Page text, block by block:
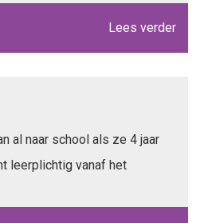
Lees verder
al naar school als ze 4 jaar
leerplichtig vanaf het